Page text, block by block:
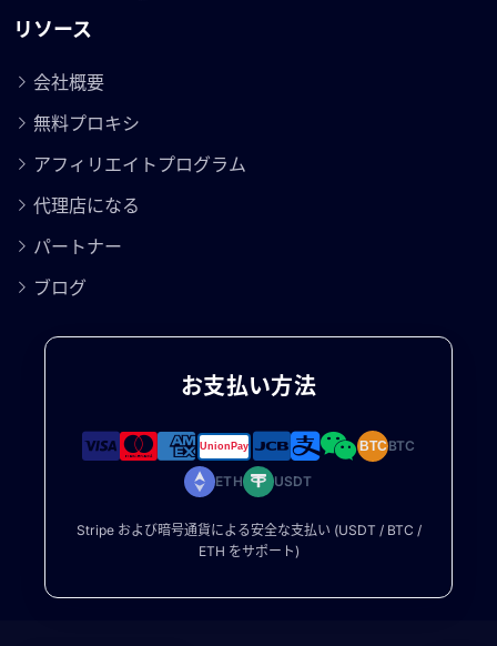
リソース
会社概要
無料プロキシ
アフィリエイトプログラム
代理店になる
パートナー
ブログ
お支払い方法
BTCBTC
ETH USDT
Stripe および暗号通貨による安全な支払い (USDT / BTC /
ETH をサポート)